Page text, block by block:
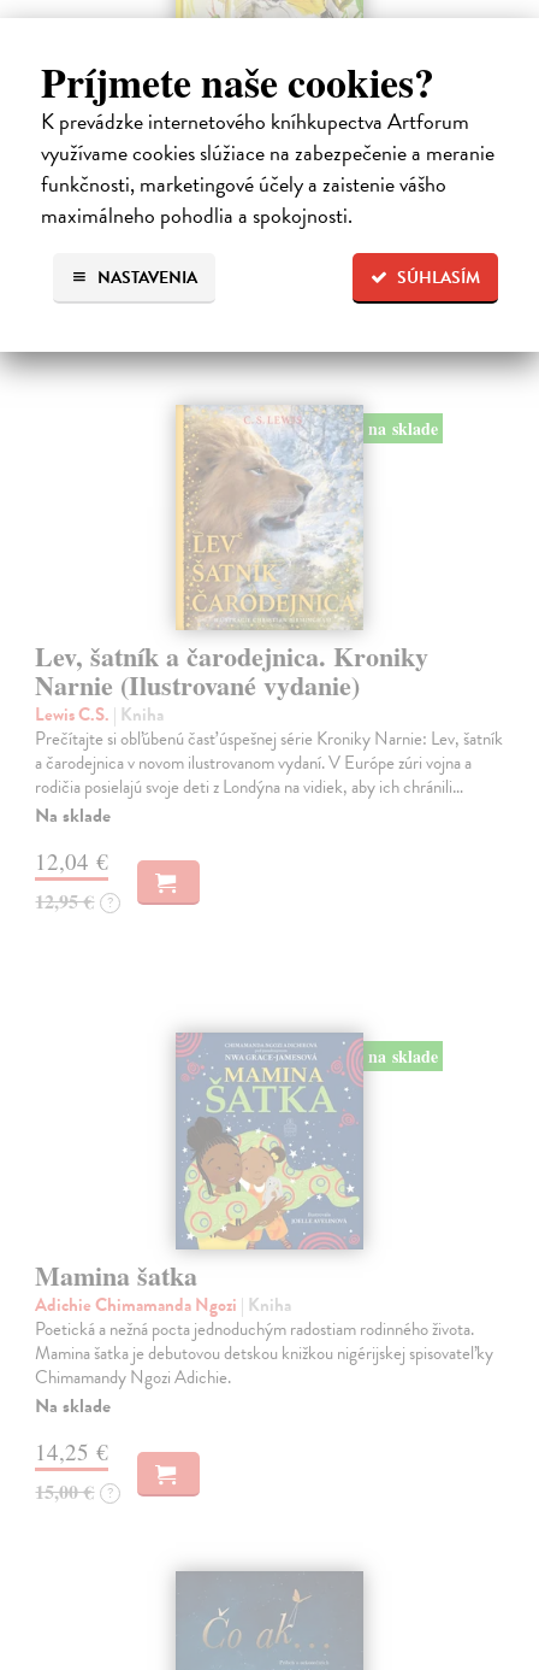
Príjmete naše cookies?
K prevádzke internetového kníhkupectva Artforum
využívame cookies slúžiace na zabezpečenie a meranie
funkčnosti, marketingové účely a zaistenie vášho
maximálneho pohodlia a spokojnosti.
SÚHLASÍM
NASTAVENIA
Alica a hmyz
Dúbravský Andrej| Kniha
Alica je zvedavá mačka, ktorá býva so zvedavým Andrejom. Obaja sú
fascinovaní ríšou hmyzu.
Na sklade
28,90 € ?
na sklade
Lev, šatník a čarodejnica. Kroniky
Narnie (Ilustrované vydanie)
Lewis C.S. | Kniha
Prečítajte si obľúbenú časť úspešnej série Kroniky Narnie: Lev, šatník
a čarodejnica v novom ilustrovanom vydaní. V Európe zúri vojna a
rodičia posielajú svoje deti z Londýna na vidiek, aby ich chránili…
Na sklade
12,04 €
12,95 € ?
na sklade
Mamina šatka
Adichie Chimamanda Ngozi | Kniha
Poetická a nežná pocta jednoduchým radostiam rodinného života.
Mamina šatka je debutovou detskou knižkou nigérijskej spisovateľky
Chimamandy Ngozi Adichie.
Na sklade
14,25 €
15,00 € ?